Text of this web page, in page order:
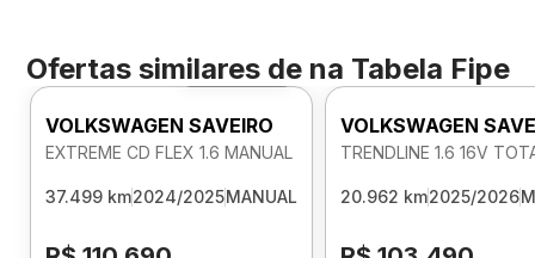
Ofertas similares de na Tabela Fipe
Foto 360º
VOLKSWAGEN SAVEIRO
EXTREME CD FLEX 1.6 MANUAL
37.499 km2024/2025MANUAL
VOLKSWAGEN
TRENDLINE 1.6 16V
20.962 km2025/2026